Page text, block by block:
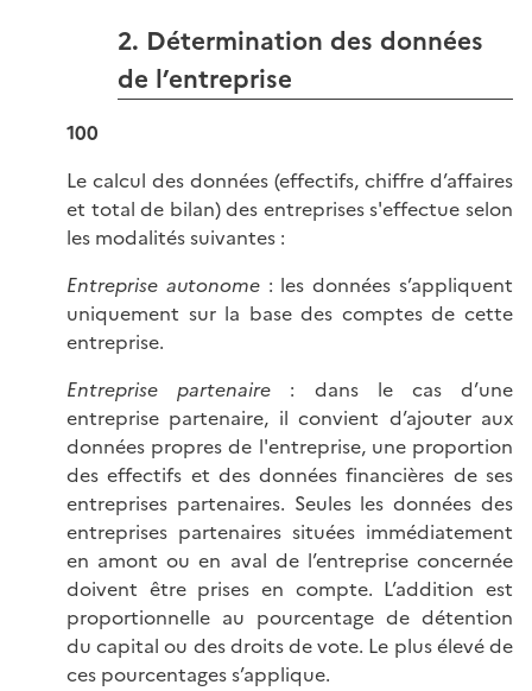
2. Détermination des données
de l’entreprise
100
Le calcul des données (effectifs, chiffre d’affaires
et total de bilan) des entreprises s'effectue selon
les modalités suivantes :
Entreprise autonome: les données s’appliquent
uniquement sur la base des comptes de cette
entreprise.
Entreprise partenaire : dans le cas d’une
entreprise partenaire, il convient d’ajouter aux
données propres de l'entreprise, une proportion
des effectifs et des données financières de ses
entreprises partenaires. Seules les données des
entreprises partenaires situées immédiatement
en amont ou en aval de l’entreprise concernée
doivent être prises en compte. L’addition est
proportionnelle au pourcentage de détention
du capital ou des droits de vote. Le plus élevé de
ces pourcentages s’applique.